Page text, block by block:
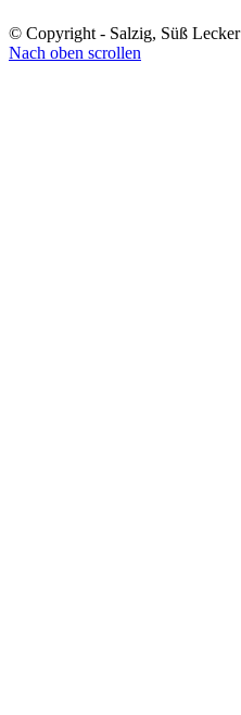
© Copyright - Salzig, Süß Lecker
Nach oben scrollen